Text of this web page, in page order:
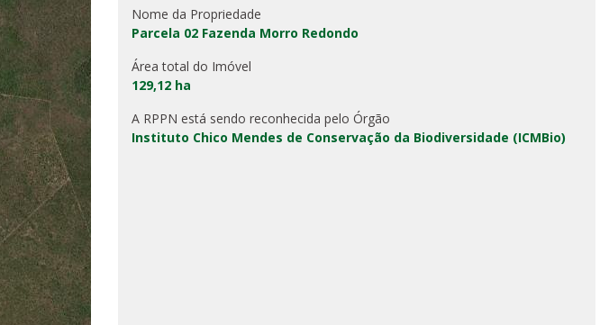
Nome da Propriedade
Parcela 02 Fazenda Morro Redondo
Área total do Imóvel
129,12 ha
A RPPN está sendo reconhecida pelo Órgão
Instituto Chico Mendes de Conservação da Biodiversidade (ICMBio)